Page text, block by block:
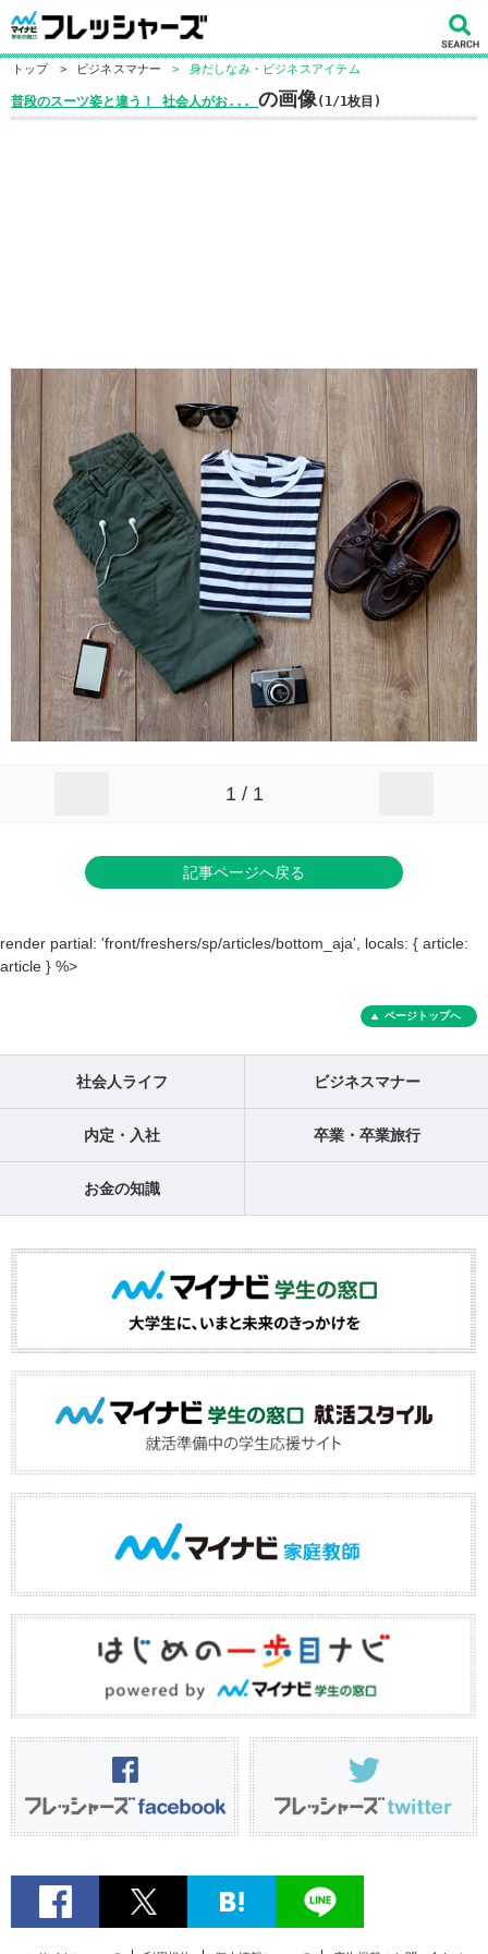
トップ > ビジネスマナー > 身だしなみ・ビジネスアイテム
普段のスーツ姿と違う！ 社会人がお... の画像(1/1枚目)
1 / 1
記事ページへ戻る
render partial: 'front/freshers/sp/articles/bottom_aja', locals: { article:
article } %>
ページトップへ
社会人ライフ ビジネスマナー
内定・入社 卒業・卒業旅行
お金の知識